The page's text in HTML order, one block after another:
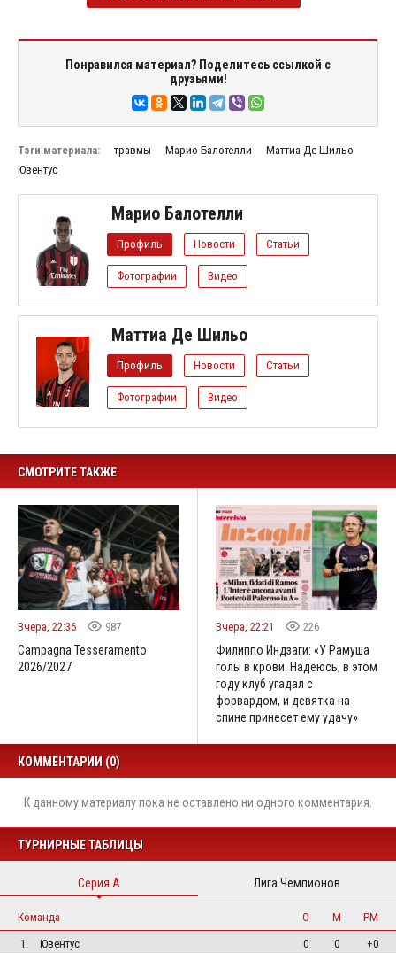
Понравился материал? Поделитесь ссылкой с
друзьями!
Тэги материала: травмы Марио Балотелли
Маттиа Де Шильо
Ювентус
Марио Балотелли
Профиль Новости Статьи
Фотографии Видео
Маттиа Де Шильо
Профиль Новости Статьи
Фотографии Видео
СМОТРИТЕ ТАКЖЕ
Вчера, 22:36 987
Campagna Tesseramento
2026/2027
Вчера, 22:21 226
Филиппо Индзаги: «У Рамуша
голы в крови. Надеюсь, в этом
году клуб угадал с
форвардом, и девятка на
спине принесет ему удачу»
КОММЕНТАРИИ (0)
К данному материалу пока не оставлено ни одного комментария.
ТУРНИРНЫЕ ТАБЛИЦЫ
Серия А Лига Чемпионов
Команда О М
РМ
1.
Ювентус 0 0
+0